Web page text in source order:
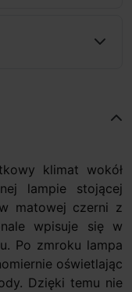
klimat wokół
lampie stojącej
matowej czerni z
wpisuje się w
Po zmroku lampa
oświetlając
Dzięki temu nie